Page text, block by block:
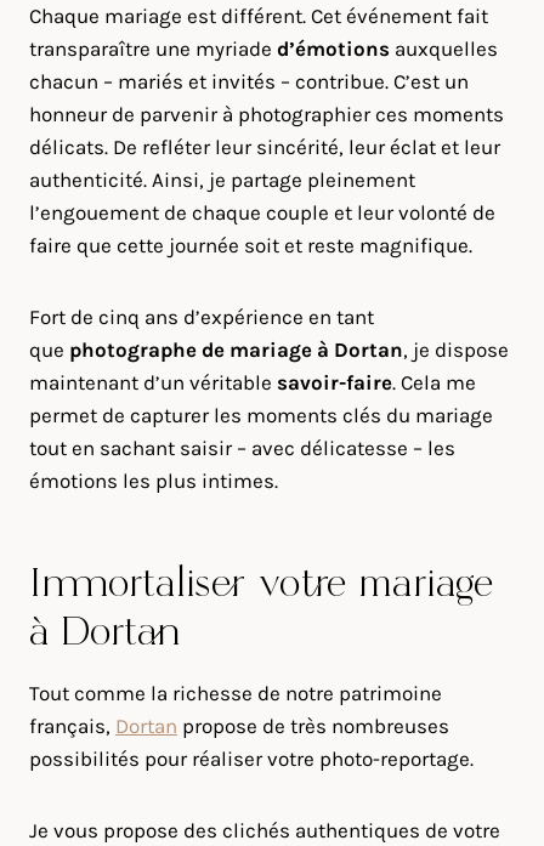
Chaque mariage est différent. Cet événement fait
transparaître une myriade d’émotions auxquelles
chacun – mariés et invités – contribue. C’est un
honneur de parvenir à photographier ces moments
délicats. De refléter leur sincérité, leur éclat et leur
authenticité. Ainsi, je partage pleinement
l’engouement de chaque couple et leur volonté de
faire que cette journée soit et reste magnifique.
Fort de cinq ans d’expérience en tant
que photographe de mariage à Dortan, je dispose
maintenant d’un véritable savoir-faire. Cela me
permet de capturer les moments clés du mariage
tout en sachant saisir – avec délicatesse – les
émotions les plus intimes.
Immortaliser votre mariage
à Dortan
Tout comme la richesse de notre patrimoine
français, Dortan propose de très nombreuses
possibilités pour réaliser votre photo-reportage.
Je vous propose des clichés authentiques de votre